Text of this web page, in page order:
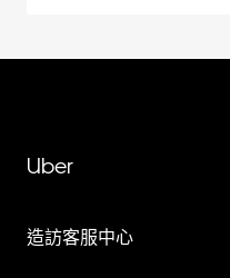
Uber
造訪客服中心